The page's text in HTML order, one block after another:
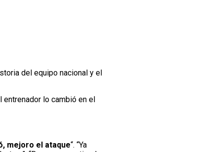
del equipo nacional y el
lo cambió en el
mejoro el ataque“. “Ya